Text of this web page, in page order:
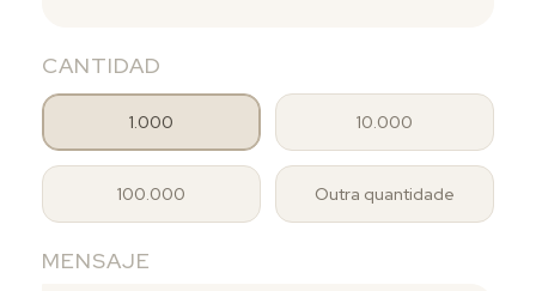
CANTIDAD
1.000 10.000
100.000 Outra quantidade
MENSAJE